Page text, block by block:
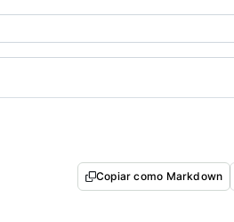
Copiar como Markdown